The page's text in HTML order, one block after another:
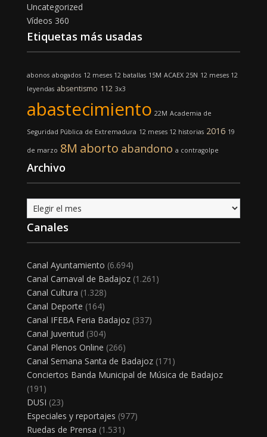
Uncategorized
Vídeos 360
Etiquetas más usadas
abonos abogados 12 meses 12 batallas 15M ACAEX 25N 12 meses 12
leyendas absentismo 112 3x3
abastecimiento 22M Academia de
Seguridad Pública de Extremadura 12 meses 12 historias 2016 19
de marzo 8M aborto abandono a contragolpe
Archivo
Archivo
Canales
Canal Ayuntamiento (6.694)
Canal Carnaval de Badajoz(1.261)
Canal Cultura (1.328)
Canal Deporte (164)
Canal IFEBA Feria Badajoz(337)
Canal Juventud (304)
Canal Plenos Online (266)
Canal Semana Santa de Badajoz(171)
Conciertos Banda Municipal de Música de Badajoz
(191)
DUSI (23)
Especiales y reportajes (977)
Ruedas de Prensa (1.531)